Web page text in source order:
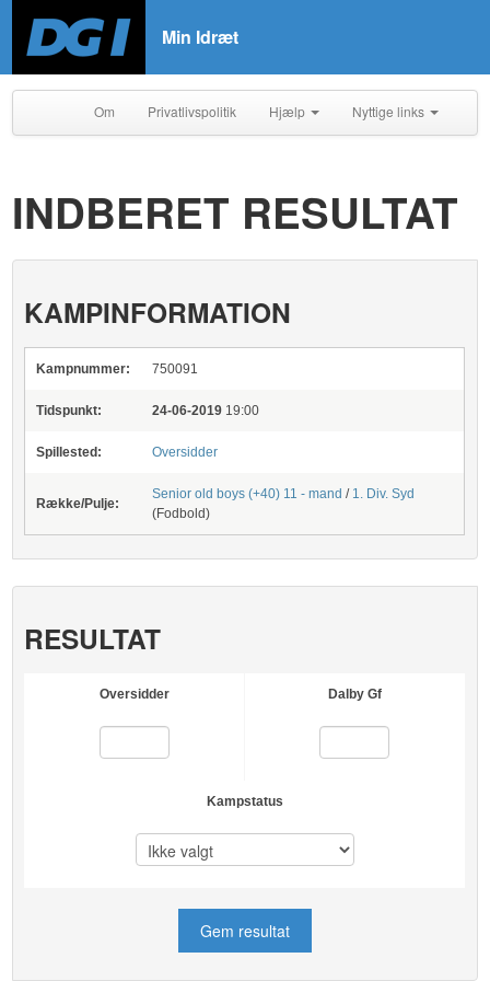
Min Idræt
Om Privatlivspolitik Hjælp Nyttige links
INDBERET RESULTAT
KAMPINFORMATION
Kampnummer: 750091
Tidspunkt: 24-06-2019 19:00
Spillested: Oversidder
Række/Pulje:
Senior old boys (+40) 11 - mand/ 1. Div. Syd
(Fodbold)
RESULTAT
Oversidder
Kampstatus
Dalby Gf